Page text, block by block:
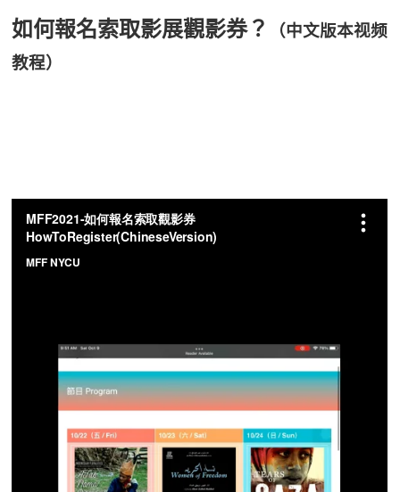
如何報名索取影展觀影券？
（中文版本视频
教程）